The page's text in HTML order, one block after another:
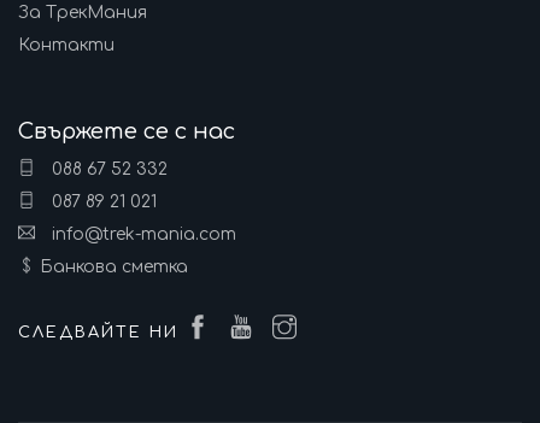
За ТрекМания
Контакти
Свържете се с нас
088 67 52 332
087 89 21 021
info@trek-mania.com
Банкова сметка
СЛЕДВАЙТЕ НИ